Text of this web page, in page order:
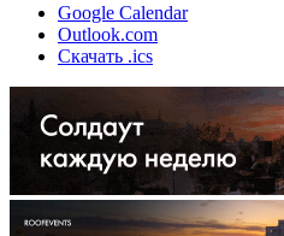
Google Calendar
Outlook.com
Скачать .ics